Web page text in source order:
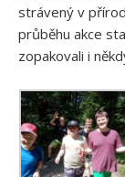
strávený v
průběhu akce
zopakovali i